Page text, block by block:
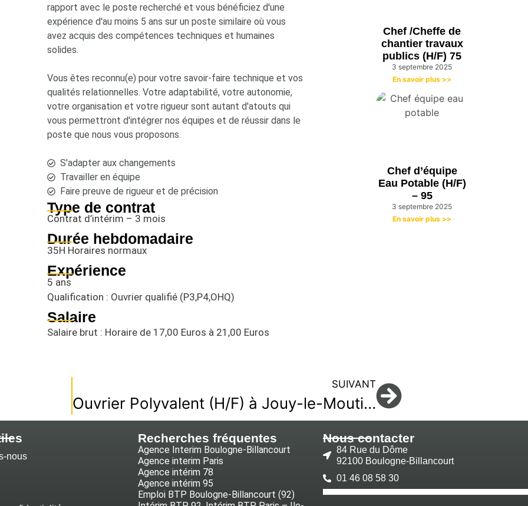
rapport avec le poste recherché et vous bénéficiez d'une
expérience d'au moins 5 ans sur un poste similaire où vous
avez acquis des compétences techniques et humaines
solides.
Vous êtes reconnu(e) pour votre savoir-faire technique et vos
qualités relationnelles. Votre adaptabilité, votre autonomie,
votre organisation et votre rigueur sont autant d'atouts qui
vous permettront d'intégrer nos équipes et de réussir dans le
poste que nous vous proposons.
S'adapter aux changements
Travailler en équipe
Faire preuve de rigueur et de précision
Type de contrat
Contrat d’intérim – 3 mois
Durée hebdomadaire
35H Horaires normaux
Expérience
5 ans
Qualification : Ouvrier qualifié (P3,P4,OHQ)
Salaire
Salaire brut : Horaire de 17,00 Euros à 21,00 Euros
Chef /Cheffe de
chantier travaux
publics (H/F) 75
3 septembre 2025
En savoir plus >>
Chef d’équipe
Eau Potable (H/F)
– 95
3 septembre 2025
En savoir plus >>
SUIVANT
Ouvrier Polyvalent (H/F) à Jouy-le-Moutier (95)
nous
Recherches fréquentes
Agence Interim Boulogne-Billancourt
Agence interim Paris
Agence intérim 78
Agence intérim 95
Emploi BTP Boulogne-Billancourt (92)
Nous contacter
84 Rue du Dôme
92100 Boulogne-Billancourt
01 46 08 58 30